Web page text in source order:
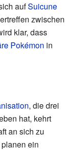
aufSuicune
zwischen
klar, dass
Pokémon in
, die drei
hat, kehrt
an sich zu
ein